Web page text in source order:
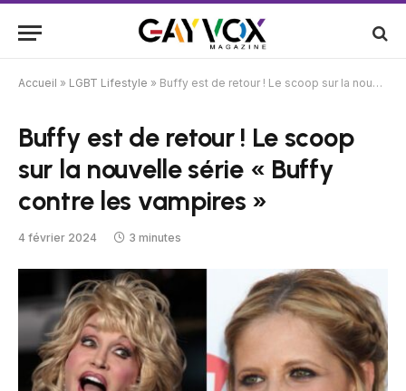
Accueil » LGBT Lifestyle » Buffy est de retour ! Le scoop sur la nouvelle série « Buffy contre les vampires »
Buffy est de retour ! Le scoop
sur la nouvelle série « Buffy
contre les vampires »
4 février 2024 3 minutes